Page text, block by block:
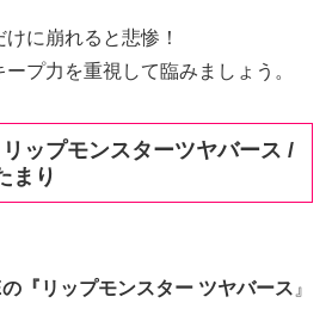
に崩れると悲惨！
プ力を重視して臨みましょう。
ップモンスターツヤバース /
まり
『リップモンスター ツヤバース 』